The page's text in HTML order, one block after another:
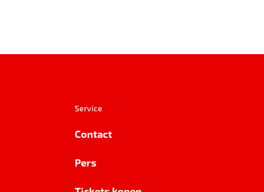
Service
Contact
Pers